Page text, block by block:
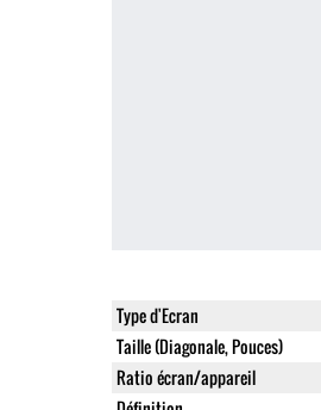
Type d'Ecran
Taille (Diagonale, Pouces)
Ratio écran/appareil